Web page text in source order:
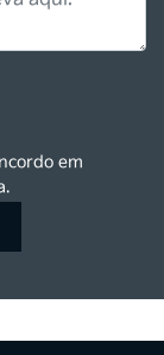
em